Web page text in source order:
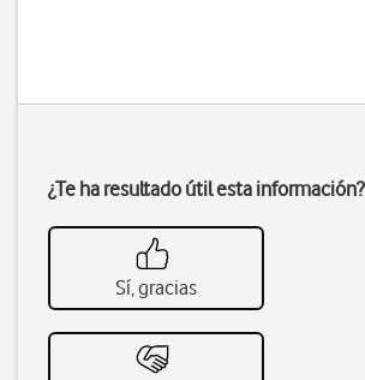
¿Te ha resultado útil esta información?
Sí, gracias